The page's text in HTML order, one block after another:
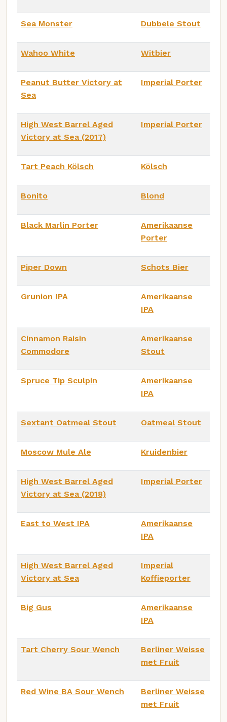
Sea Monster Dubbele Stout
Wahoo White Witbier
Peanut Butter Victory at
Sea
Imperial Porter
High West Barrel Aged
Victory at Sea (2017)
Imperial Porter
Tart Peach Kölsch Kölsch
Bonito Blond
Black Marlin Porter
Amerikaanse
Porter
Piper Down Schots Bier
Grunion IPA
Amerikaanse
IPA
Cinnamon Raisin
Commodore
Amerikaanse
Stout
Spruce Tip Sculpin
Amerikaanse
IPA
Sextant Oatmeal Stout Oatmeal Stout
Moscow Mule Ale Kruidenbier
High West Barrel Aged
Victory at Sea (2018)
Imperial Porter
East to West IPA
Amerikaanse
IPA
High West Barrel Aged
Victory at Sea
Imperial
Koffieporter
Big Gus
Amerikaanse
IPA
Tart Cherry Sour Wench
Berliner Weisse
met Fruit
Red Wine BA Sour Wench
Berliner Weisse
met Fruit